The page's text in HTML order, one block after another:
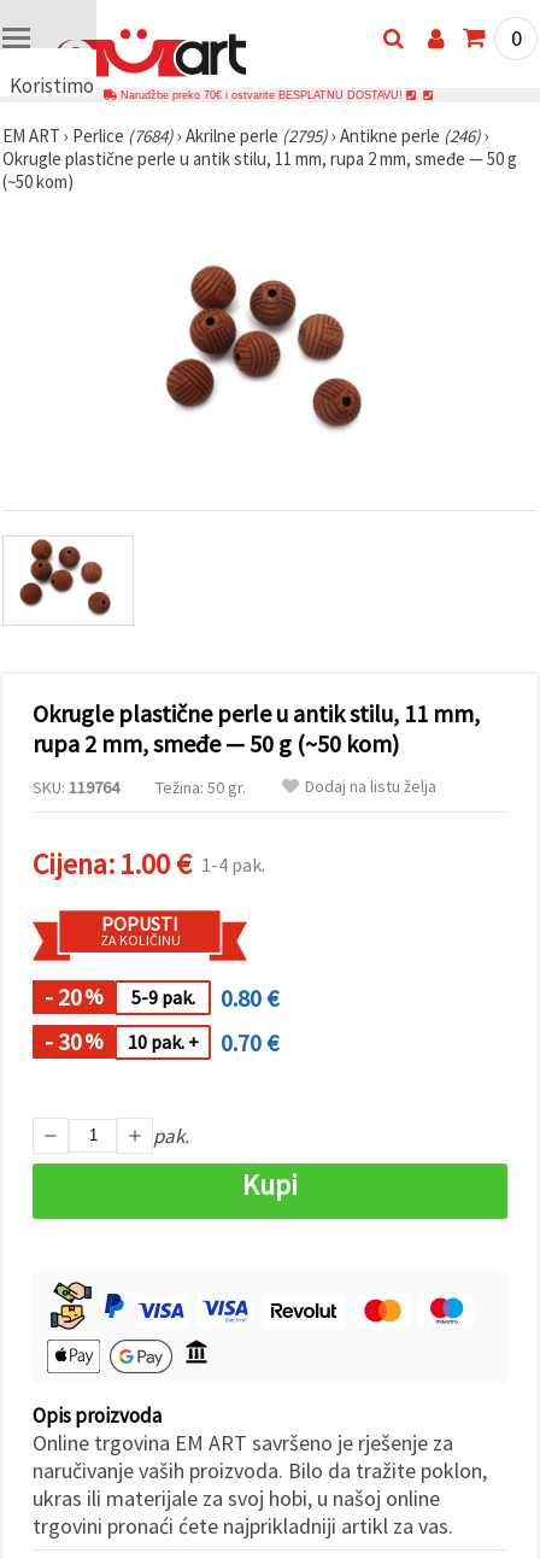
Koristimo
🍪
Koristimo
kolačiće i
prikazivali
sadržaj i
oglase,
uključujući
uz pomoć
naših
Možete
korištenje
kolačića
klikom na
sve!" Ili
naznačiti
preferencije
Postavkama
odabirom
određene
kolačića i
klikom na
gumb
Prihvati
Postavke
0
Narudžbe preko 70€ i ostvarite BESPLATNU DOSTAVU!
EM ART › Perlice (7684)› Akrilne perle (2795)› Antikne perle (246)›
Okrugle plastične perle u antik stilu, 11 mm, rupa 2 mm, smeđe — 50 g
(~50 kom)
Okrugle plastične perle u antik stilu, 11 mm,
rupa 2 mm, smeđe — 50 g (~50 kom)
SKU: 119764 Težina: 50 gr. Dodaj na listu želja
Cijena:1.00 € 1-4 pak.
POPUSTI
ZA KOLIČINU
- 20% 5-9 pak.
0.80 €
- 30% 10 pak. + 0.70 €
pak.
Kupi
Opis proizvoda
Online trgovina EM ART savršeno je rješenje za
naručivanje vaših proizvoda. Bilo da tražite poklon,
ukras ili materijale za svoj hobi, u našoj online
trgovini pronaći ćete najprikladniji artikl za vas.